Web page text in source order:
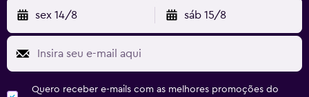
sex 14/8 sáb 15/8
Quero receber e-mails com as melhores promoções do